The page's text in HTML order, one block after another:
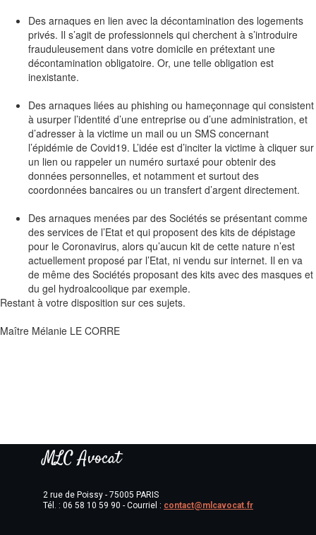
Des arnaques en lien avec la décontamination des logements
privés. Il s’agit de professionnels qui cherchent à s’introduire
frauduleusement dans votre domicile en prétextant une
décontamination obligatoire. Or, une telle obligation est
inexistante.
Des arnaques liées au phishing ou hameçonnage qui consistent
à usurper l’identité d’une entreprise ou d’une administration, et
d’adresser à la victime un mail ou un SMS concernant
l’épidémie de Covid19. L’idée est d’inciter la victime à cliquer sur
un lien ou rappeler un numéro surtaxé pour obtenir des
données personnelles, et notamment et surtout des
coordonnées bancaires ou un transfert d’argent directement.
Des arnaques menées par des Sociétés se présentant comme
des services de l’Etat et qui proposent des kits de dépistage
pour le Coronavirus, alors qu’aucun kit de cette nature n’est
actuellement proposé par l’Etat, ni vendu sur internet. Il en va
de même des Sociétés proposant des kits avec des masques et
du gel hydroalcoolique par exemple.
Restant à votre disposition sur ces sujets.
Maître Mélanie LE CORRE
MLC Avocat
2 rue de Poissy - 75005 PARIS
Tél. : 06 58 10 59 90 - Courriel : contact@mlcavocat.fr